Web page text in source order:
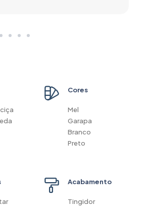
Cores
Mel
Garapa
Branco
Preto
Acabamento
Tingidor